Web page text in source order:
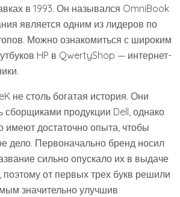
в 1993. Он назывался OmniBook
является одним из лидеров по
Можно ознакомиться с широким
HP в QwertyShop — интернет-
не столь богатая история. Они
сборщиками продукции Dell, однако
имеют достаточно опыта, чтобы
дело. Первоначально бренд носил
сильно опускало их в выдаче
поэтому от первых трех букв решили
значительно улучшив